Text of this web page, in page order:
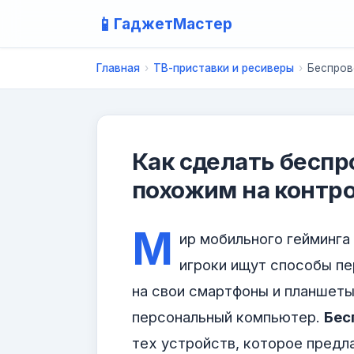
📱 ГаджетМастер
Главная › ТВ-приставки и ресиверы ›
Как сделать
похожим на
М ир мобильного
игроки ищут способы
на свои смартфоны и
персональный компьютер.
тех устройств, которое